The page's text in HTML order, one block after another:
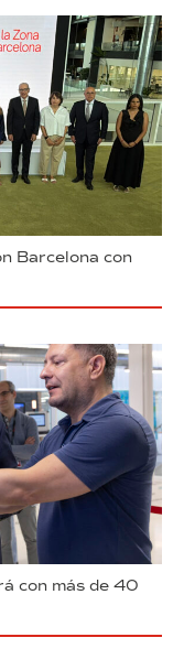
Barcelona con
con más de 40